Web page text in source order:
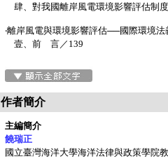
肆、對我國離岸風電環境影響評估制
‧離岸風電與環境影響評估──國際環境
壹、前 言／139
作者簡介
主編簡介
饒瑞正
國立臺灣海洋大學海洋法律與政策學院